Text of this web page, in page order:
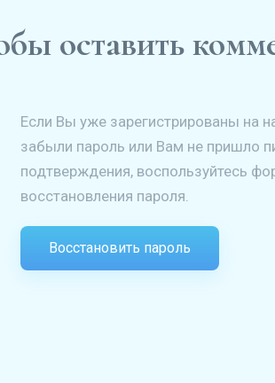
оставить
Если Вы уже зарегистрированы на
забыли пароль или Вам не пришло
подтверждения, воспользуйтесь
восстановления пароля.
Восстановить пароль